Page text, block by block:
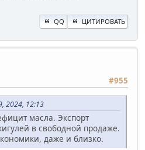
QQ ЦИТИРОВАТЬ
#955
2024, 12:13
масла. Экспорт
в свободной продаже.
даже и близко.